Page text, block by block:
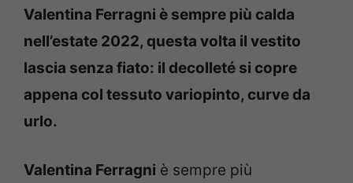
Valentina Ferragni è sempre più calda
nell’estate 2022, questa volta il vestito
lascia senza fiato: il decolleté si copre
appena col tessuto variopinto, curve da
urlo.
Valentina Ferragni è sempre più